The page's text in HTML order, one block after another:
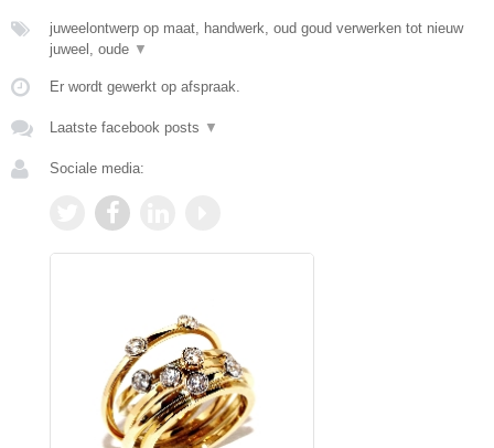
juweelontwerp op maat, handwerk, oud goud verwerken tot nieuw
juweel, oude ▼
Er wordt gewerkt op afspraak.
Laatste facebook posts ▼
Sociale media: